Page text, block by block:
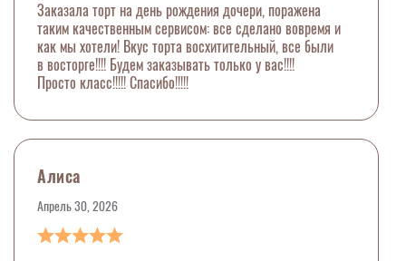
Заказала торт на день рождения дочери, поражена
таким качественным сервисом: все сделано вовремя и
как мы хотели! Вкус торта восхитительный, все были
в восторге!!!! Будем заказывать только у вас!!!!
Просто класс!!!!! Спасибо!!!!!
Алиса
Апрель 30, 2026